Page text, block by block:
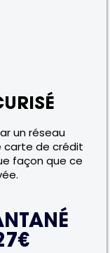
un réseau
carte de crédit
façon que ce